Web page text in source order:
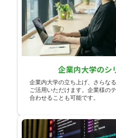
企業内大学のシ
企業内大学の立ち上げ、さらな
ご活用いただけます。企業様の
合わせることも可能です。